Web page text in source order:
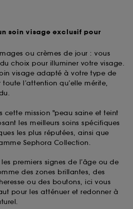
soin visage exclusif pour
ou crèmes de jour : vous
du choix pour illuminer votre visage.
visage adapté à votre type de
l’attention qu’elle mérite,
cette mission "peau saine et teint
les meilleurs soins spécifiques
les plus réputées, ainsi que
Sephora Collection.
premiers signes de l’âge ou de
des zones brillantes, des
ou des boutons, ici vous
pour les atténuer et redonner à